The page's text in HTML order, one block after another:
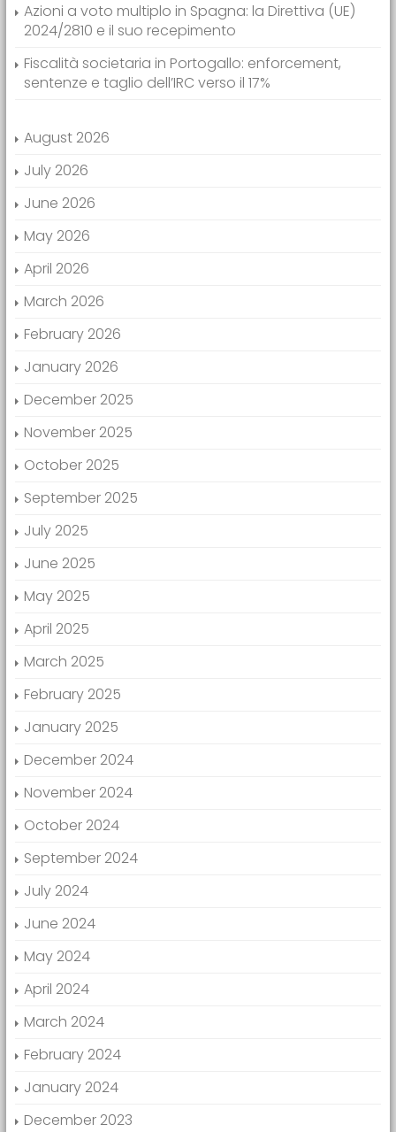
Azioni a voto multiplo in Spagna: la Direttiva (UE)
2024/2810 e il suo recepimento
Fiscalità societaria in Portogallo: enforcement,
sentenze e taglio dell’IRC verso il 17%
August 2026
July 2026
June 2026
May 2026
April 2026
March 2026
February 2026
January 2026
December 2025
November 2025
October 2025
September 2025
July 2025
June 2025
May 2025
April 2025
March 2025
February 2025
January 2025
December 2024
November 2024
October 2024
September 2024
July 2024
June 2024
May 2024
April 2024
March 2024
February 2024
January 2024
December 2023